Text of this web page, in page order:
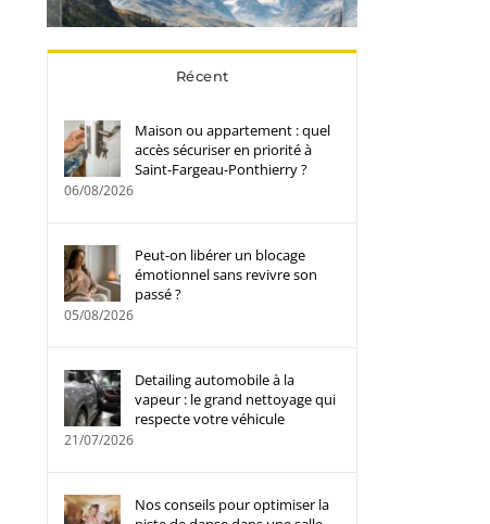
Récent
Maison ou appartement : quel
accès sécuriser en priorité à
Saint-Fargeau-Ponthierry ?
06/08/2026
Peut-on libérer un blocage
émotionnel sans revivre son
passé ?
05/08/2026
Detailing automobile à la
vapeur : le grand nettoyage qui
respecte votre véhicule
21/07/2026
Nos conseils pour optimiser la